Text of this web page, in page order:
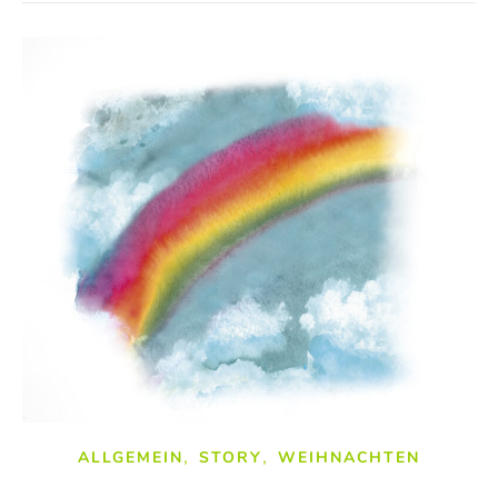
ALLGEMEIN, STORY, WEIHNACHTEN